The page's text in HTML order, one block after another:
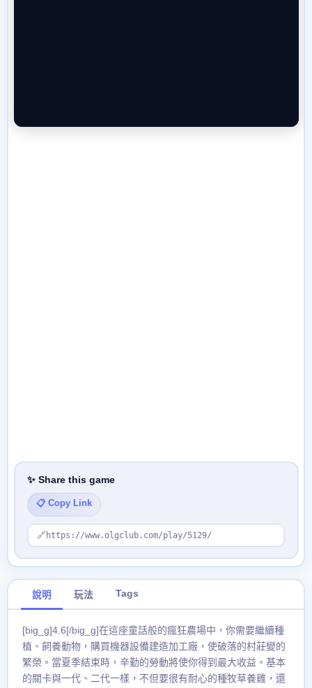
✨ Share this game
📋 Copy Link
🔗 https://www.olgclub.com/play/5129/
說明 玩法 Tags
[big_g]4.6[/big_g]在這座童話般的瘋狂農場中，你需要繼續種
植、飼養動物，購買機器設備建造加工廠，使破落的村莊變的
繁榮。當夏季結束時，辛勤的勞動將使你得到最大收益。基本
的關卡與一代、二代一樣，不但要很有耐心的種牧草養雞，還